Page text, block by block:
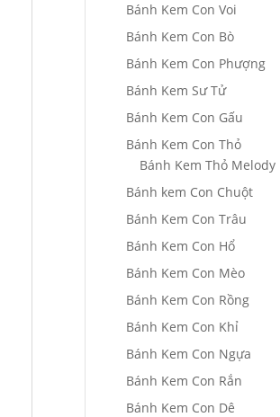
Bánh Kem Con Voi
Bánh Kem Con Bò
Bánh Kem Con Phượng
Bánh Kem Sư Tử
Bánh Kem Con Gấu
Bánh Kem Con Thỏ
Bánh Kem Thỏ Melody
Bánh kem Con Chuột
Bánh Kem Con Trâu
Bánh Kem Con Hổ
Bánh Kem Con Mèo
Bánh Kem Con Rồng
Bánh Kem Con Khỉ
Bánh Kem Con Ngựa
Bánh Kem Con Rắn
Bánh Kem Con Dê